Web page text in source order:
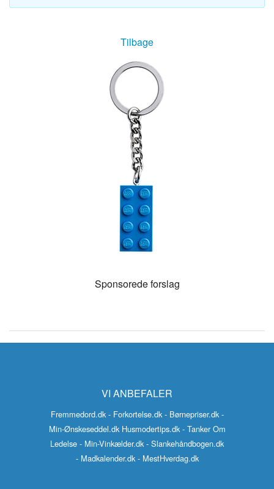
Tilbage
Sponsorede forslag
VI ANBEFALER
Fremmedord.dk - Forkortelse.dk - Børnepriser.dk -
Min-Ønskeseddel.dk Husmodertips.dk - Tanker Om
Ledelse - Min-Vinkælder.dk - Slankehåndbogen.dk
- Madkalender.dk - MestHverdag.dk